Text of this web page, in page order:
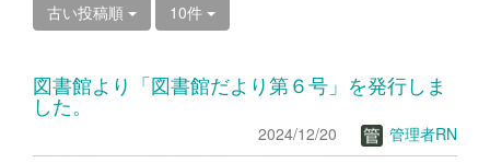
古い投稿順 10件
図書館より「図書館だより第６号」を発行しま
した。
2024/12/20 管理者RN